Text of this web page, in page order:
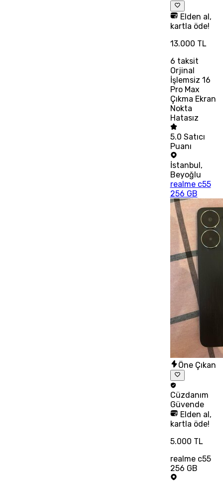
Elden al,
kartla öde!
13.000 TL
6 taksit
Orjinal
İşlemsiz 16
Pro Max
Çıkma Ekran
Nokta
Hatasız
5.0 Satıcı
Puanı
İstanbul,
Beyoğlu
realme c55
256 GB
Öne Çıkan
Cüzdanım
Güvende
Elden al,
kartla öde!
5.000 TL
realme c55
256 GB